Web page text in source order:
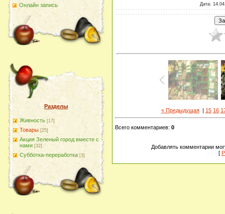
Онлайн запись
Разделы
Живность [17]
Товары [25]
Акция Зеленый город вместе с
нами [32]
Субботка-переработка [3]
Дата:
« Предыдущая | 15 16
Всего комментариев: 0
Добавлять комментарии
[